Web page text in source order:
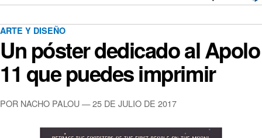
ARTE Y DISEÑO
Un póster dedicado al Apolo
11 que puedes imprimir
POR NACHO PALOU — 25 DE JULIO DE 2017